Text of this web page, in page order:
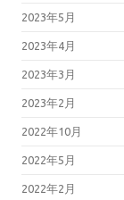
2023年5月
2023年4月
2023年3月
2023年2月
2022年10月
2022年5月
2022年2月